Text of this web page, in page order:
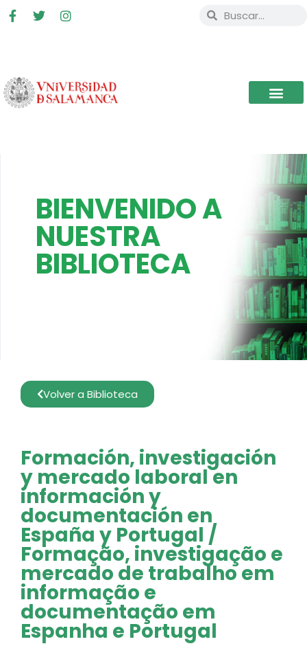
BIENVENIDO A
NUESTRA
BIBLIOTECA
Volver a Biblioteca
Formación, investigación
y mercado laboral en
información y
documentación en
España y Portugal /
Formação, investigação e
mercado de trabalho em
informação e
documentação em
Espanha e Portugal